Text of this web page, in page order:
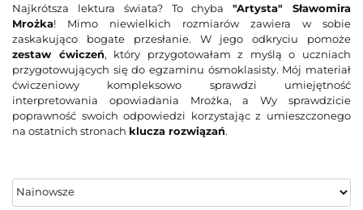
Najkrótsza lektura świata? To chyba"Artysta" Sławomira
Mrożka! Mimo niewielkich rozmiarów zawiera w sobie
zaskakująco bogate przesłanie. W jego odkryciu pomoże
zestaw ćwiczeń, który przygotowałam z myślą o uczniach
przygotowujących się do egzaminu ósmoklasisty. Mój materiał
ćwiczeniowy kompleksowo sprawdzi umiejętność
interpretowania opowiadania Mrożka, a Wy sprawdzicie
poprawność swoich odpowiedzi korzystając z umieszczonego
na ostatnich stronach klucza rozwiązań.